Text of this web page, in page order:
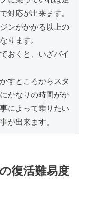
対応が出来ます。
ンがかかる以上の
ります。
おくと、いざバイ
すところからスタ
かなりの時間がか
によって乗りたい
が出来ます。
復活難易度